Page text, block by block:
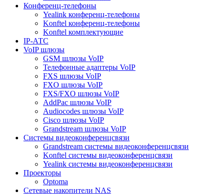
Конференц-телефоны
Yealink конференц-телефоны
Konftel конференц-телефоны
Konftel комплектующие
IP-АТС
VoIP шлюзы
GSM шлюзы VoIP
Телефонные адаптеры VoIP
FXS шлюзы VoIP
FXO шлюзы VoIP
FXS/FXO шлюзы VoIP
AddPac шлюзы VoIP
Audiocodes шлюзы VoIP
Cisco шлюзы VoIP
Grandstream шлюзы VoIP
Системы видеоконференцсвязи
Grandstream системы видеоконференцсвязи
Konftel системы видеоконференцсвязи
Yealink системы видеоконференцсвязи
Проекторы
Optoma
Сетевые накопители NAS